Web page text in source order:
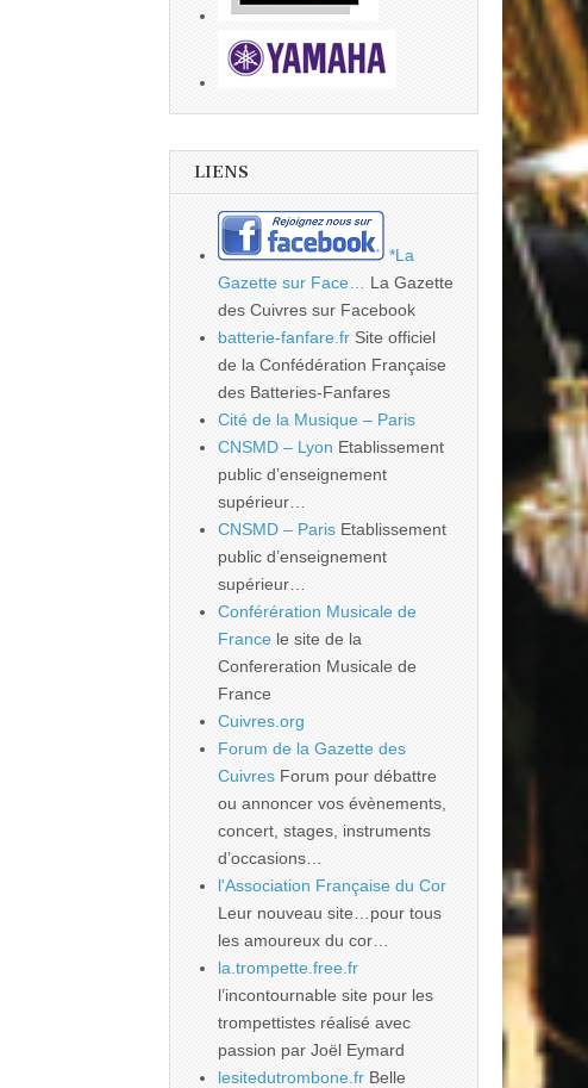
LIENS
*La
Gazette sur Face…
La Gazette
des Cuivres sur Facebook
batterie-fanfare.fr Site officiel
de la Confédération Française
des Batteries-Fanfares
Cité de la Musique – Paris
CNSMD – Lyon Etablissement
public d’enseignement
supérieur…
CNSMD – Paris Etablissement
public d’enseignement
supérieur…
Conférération Musicale de
France le site de la
Confereration Musicale de
France
Cuivres.org
Forum de la Gazette des
Cuivres Forum pour débattre
ou annoncer vos évènements,
concert, stages, instruments
d’occasions…
l'Association Française du Cor
Leur nouveau site…pour tous
les amoureux du cor…
la.trompette.free.fr
l’incontournable site pour les
trompettistes réalisé avec
passion par Joël Eymard
lesitedutrombone.fr Belle